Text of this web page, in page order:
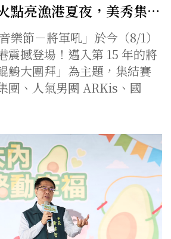
點亮漁港夏夜，美秀集…
樂節－將軍吼」於今（8/1）
震撼登場！邁入第 15 年的將
鯓大團拜」為主題，集結賽
團、人氣男團 ARKis、國